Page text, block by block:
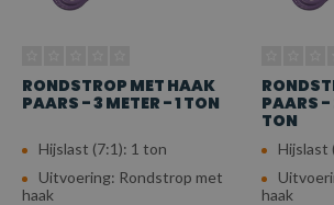
RONDSTROP MET HAAK
PAARS - 3 METER - 1 TON
Hijslast (7:1): 1 ton
Uitvoering: Rondstrop met
haak
PAARS -
TON
Hijslast
haak